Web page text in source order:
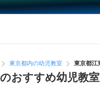
東京都内の幼児教室 東京都江
おすすめ幼児教室